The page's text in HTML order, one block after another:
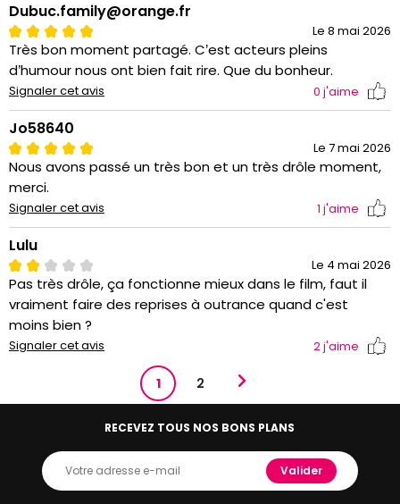
Dubuc.family@orange.fr
Le 8 mai 2026
Très bon moment partagé. C’est acteurs pleins
d’humour nous ont bien fait rire. Que du bonheur.
Signaler cet avis 0 j'aime
Jo58640
Le 7 mai 2026
Nous avons passé un très bon et un très drôle moment,
merci.
Signaler cet avis 1 j'aime
Lulu
Le 4 mai 2026
Pas très drôle, ça fonctionne mieux dans le film, faut il
vraiment faire des reprises à outrance quand c'est
moins bien ?
Signaler cet avis 2j'aime
1 2
RECEVEZ TOUS NOS BONS PLANS
Valider